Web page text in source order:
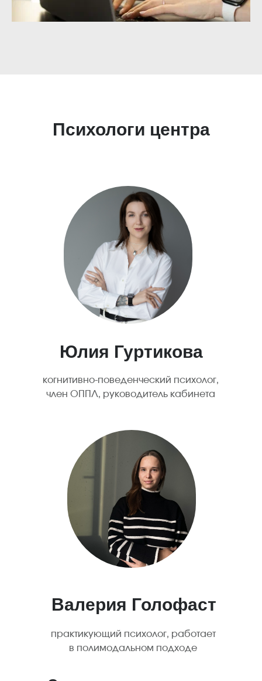
Валерия Голофаст
практикующий психолог, работает
в полимодальном подходе
Юлия Гуртикова
когнитивно-поведенческий психолог,
член ОППЛ, руководитель кабинета
Психологи центра